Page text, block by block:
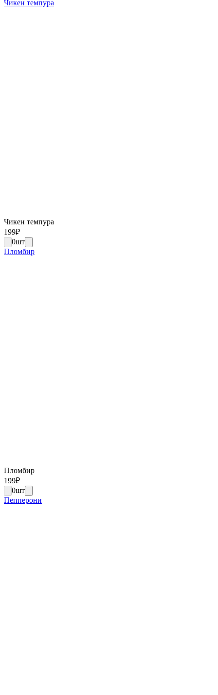
Чикен темпура
Чикен темпура
199₽
0шт
Пломбир
Пломбир
199₽
0шт
Пепперони